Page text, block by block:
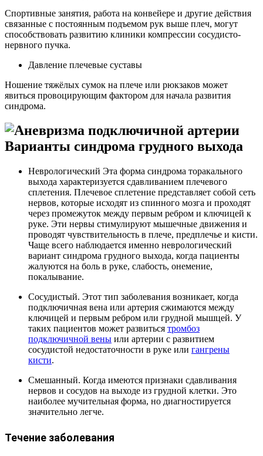
Спортивные занятия, работа на конвейере и другие действия
связанные с постоянным подъемом рук выше плеч, могут
способствовать развитию клиники компрессии сосудисто-
нервного пучка.
Давление плечевые суставы
Ношение тяжёлых сумок на плече или рюкзаков может
явиться провоцирующим фактором для начала развития
синдрома.
Варианты синдрома грудного выхода
Неврологический Эта форма синдрома торакального
выхода характеризуется сдавливанием плечевого
сплетения. Плечевое сплетение представляет собой сеть
нервов, которые исходят из спинного мозга и проходят
через промежуток между первым ребром и ключицей к
руке. Эти нервы стимулируют мышечные движения и
проводят чувствительность в плече, предплечье и кисти.
Чаще всего наблюдается именно неврологический
вариант синдрома грудного выхода, когда пациенты
жалуются на боль в руке, слабость, онемение,
покалывание.
Сосудистый. Этот тип заболевания возникает, когда
подключичная вена или артерия сжимаются между
ключицей и первым ребром или грудной мышцей. У
таких пациентов может развиться тромбоз
подключичной вены или артерии с развитием
сосудистой недостаточности в руке или гангрены
кисти.
Смешанный. Когда имеются признаки сдавливания
нервов и сосудов на выходе из грудной клетки. Это
наиболее мучительная форма, но диагностируется
значительно легче.
Течение заболевания